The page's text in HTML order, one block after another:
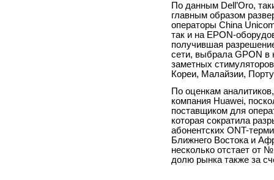
По данным Dell’Oro,
главным образом
операторы China
так и на EPON-
получившая
сети, выбрала GPON в
заметных
Кореи, Малайзии,
По оценкам
компания Huawei,
поставщиком для
которая сократила
абонентских ONT-
Ближнего Востока и
несколько отстает от
долю рынка также за